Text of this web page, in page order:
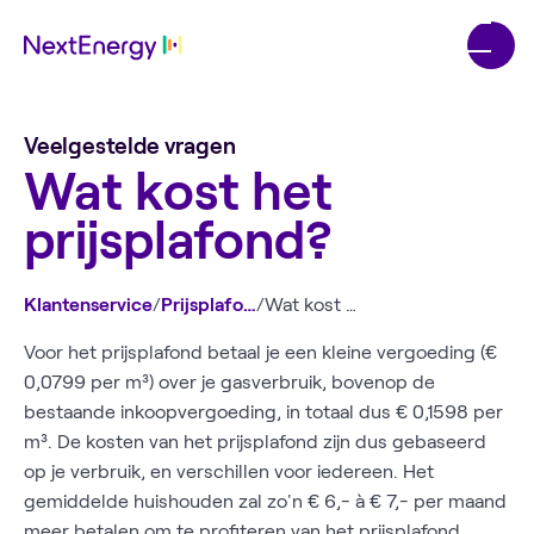
Veelgestelde vragen
Wat kost het
prijsplafond?
Klantenservice/ Prijsplafond/ Wat kost het prijsplafond?
Voor het prijsplafond betaal je een kleine vergoeding (€
0,0799 per m³) over je gasverbruik, bovenop de
bestaande inkoopvergoeding, in totaal dus € 0,1598 per
m³. De kosten van het prijsplafond zijn dus gebaseerd
op je verbruik, en verschillen voor iedereen. Het
gemiddelde huishouden zal zo'n € 6,- à € 7,- per maand